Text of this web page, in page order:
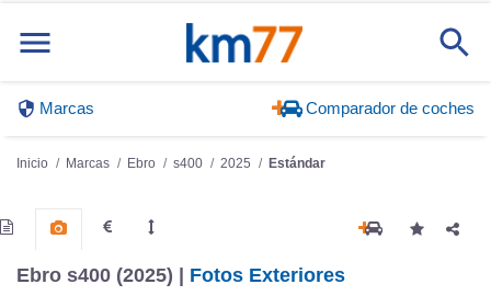
Marcas Comparador de coches
Inicio Marcas Ebro s400 2025 Estándar
Ebro s400 (2025) | Fotos Exteriores